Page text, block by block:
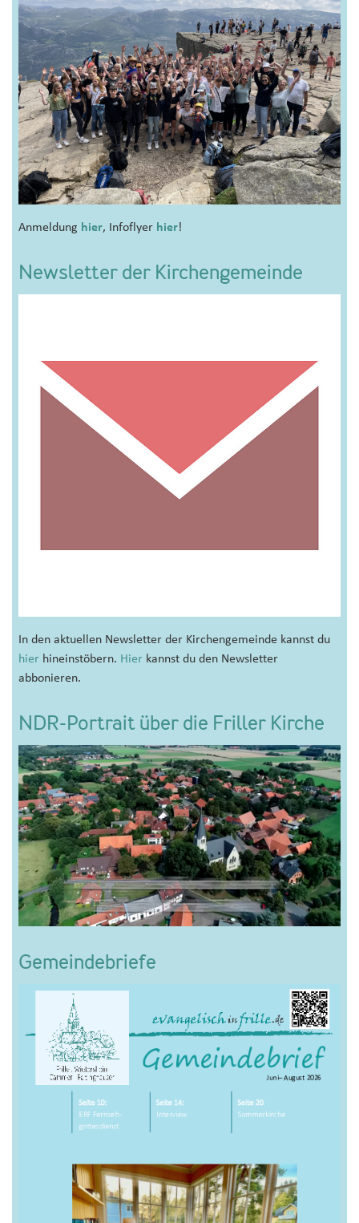
Anmeldung hier, Infoflyer hier!
Newsletter der Kirchengemeinde
In den aktuellen Newsletter der Kirchengemeinde kannst du
hier hineinstöbern. Hier kannst du den Newsletter
abbonieren.
NDR-Portrait über die Friller Kirche
Gemeindebriefe